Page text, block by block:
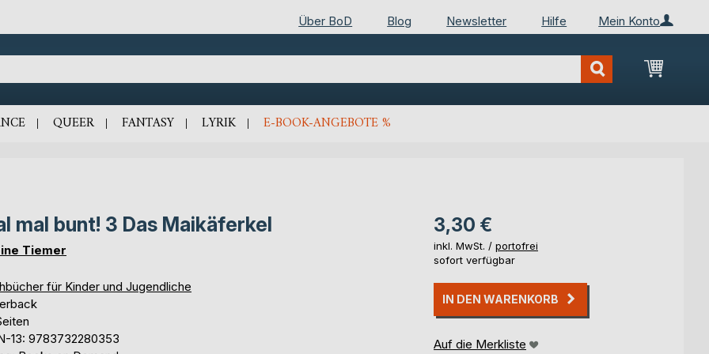
Mein Konto
Über BoD Blog Newsletter Hilfe
Mein
QUEER FANTASY LYRIK E-BOOK-ANGEBOTE %
mal bunt! 3 Das Maikäferkel
Tiemer
für Kinder und Jugendliche
13: 9783732280353
3,30 €
inkl. MwSt. / portofrei
sofort verfügbar
IN DEN WARENKORB
Auf die Merkliste